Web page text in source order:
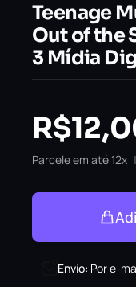
Teenage
Out of the
3 Mídia
R$
Parcele em até 12x
Envío: Por e-